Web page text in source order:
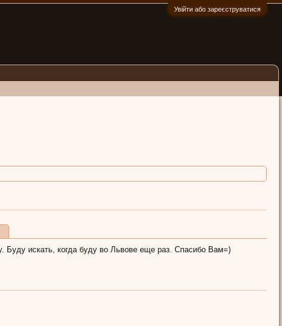
Увійти або зареєструватися
Буду искать, когда буду во Львове еще раз. Спасибо Вам=)